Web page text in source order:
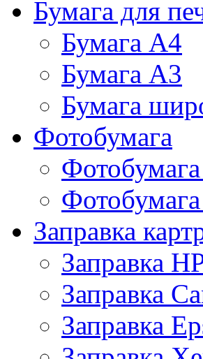
Бумага для
Бумага А4
Бумага А3
Бумага
Фотобумага
Фотобумага
Заправка
Заправка
Заправка
Заправка